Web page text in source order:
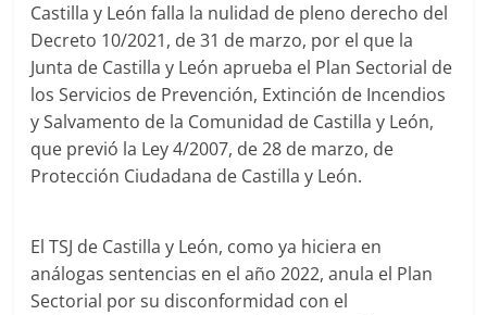
Castilla y León falla la nulidad de pleno derecho del
Decreto 10/2021, de 31 de marzo, por el que la
Junta de Castilla y León aprueba el Plan Sectorial de
los Servicios de Prevención, Extinción de Incendios
y Salvamento de la Comunidad de Castilla y León,
que previó la Ley 4/2007, de 28 de marzo, de
Protección Ciudadana de Castilla y León.
El TSJ de Castilla y León, como ya hiciera en
análogas sentencias en el año 2022, anula el Plan
Sectorial por su disconformidad con el